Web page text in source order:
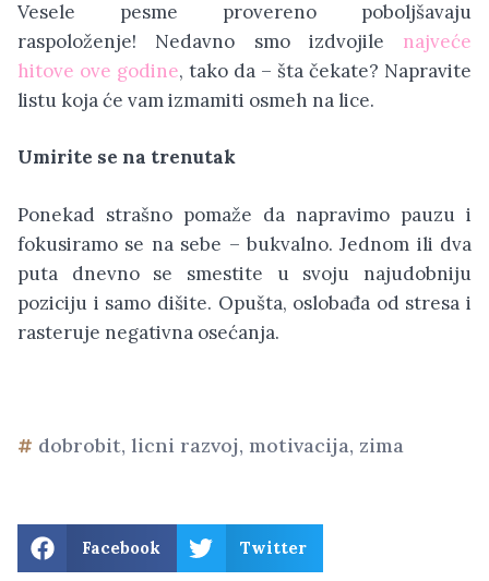
Vesele pesme provereno poboljšavaju
raspoloženje! Nedavno smo izdvojile najveće
hitove ove godine, tako da – šta čekate? Napravite
listu koja će vam izmamiti osmeh na lice.
Umirite se na trenutak
Ponekad strašno pomaže da napravimo pauzu i
fokusiramo se na sebe – bukvalno. Jednom ili dva
puta dnevno se smestite u svoju najudobniju
poziciju i samo dišite. Opušta, oslobađa od stresa i
rasteruje negativna osećanja.
dobrobit, licni razvoj, motivacija, zima
Facebook Twitter